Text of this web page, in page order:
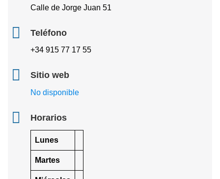
Calle de Jorge Juan 51
Teléfono
+34 915 77 17 55
Sitio web
No disponible
Horarios
Lunes
Martes